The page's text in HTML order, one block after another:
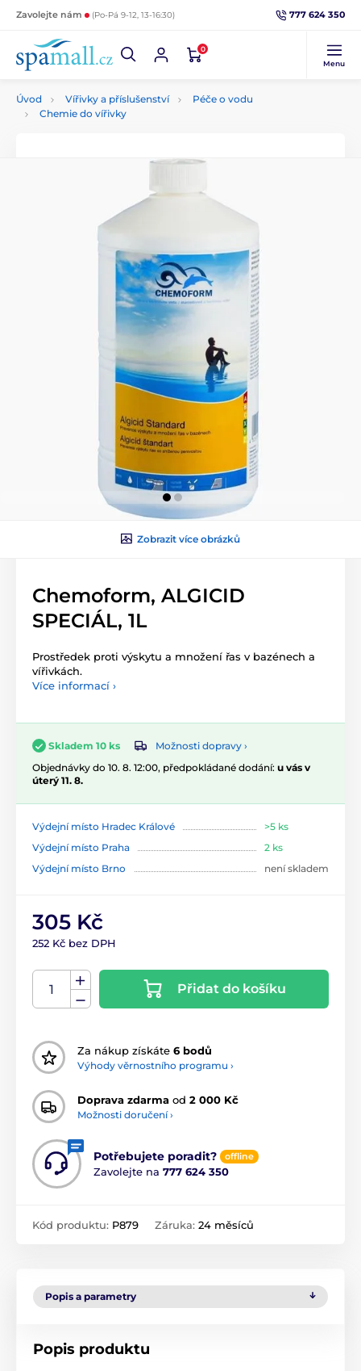
Zavolejte nám (Po-Pá 9-12, 13-16:30) 777 624 350
0
Menu
Úvod Vířivky a příslušenství
Péče o vodu
Chemie do vířivky
Zobrazit více obrázků
Chemoform, ALGICID
SPECIÁL, 1L
Prostředek proti výskytu a množení řas v bazénech a
vířivkách.
Více informací ›
Skladem 10 ks
Možnosti dopravy ›
Objednávky do 10. 8. 12:00, předpokládané dodání: u vás v
úterý 11. 8.
Výdejní místo Hradec Králové
>5 ks
Výdejní místo Praha
2 ks
Výdejní místo Brno
není skladem
305 Kč
252 Kč bez DPH
Přidat do košíku
Za nákup získáte 6 bodů
Výhody věrnostního programu ›
Doprava zdarma od 2 000 Kč
Možnosti doručení ›
Potřebujete poradit? offline
Zavolejte na 777 624 350
Kód produktu: P879 Záruka: 24 měsíců
Popis a parametry
Popis produktu